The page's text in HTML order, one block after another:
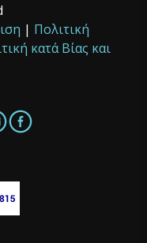
| Πολιτική
κατά Βίας και